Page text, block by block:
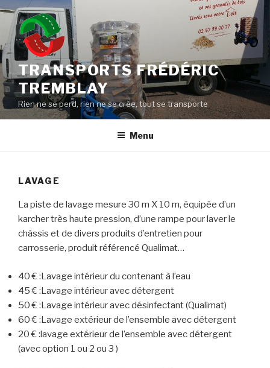
Aller
contenu
principal
TRANSPORTS FRÉDÉRIC
TREMBLAY
Rien ne se perd, rien ne se crée, tout se transporte
Menu
LAVAGE
La piste de lavage mesure 30 m X 10 m, équipée d’un
karcher très haute pression, d’une rampe pour laver le
châssis et de divers produits d’entretien pour
carrosserie, produit référencé Qualimat…
40 € :Lavage intérieur du contenant à l’eau
45 € :Lavage intérieur avec détergent
50 € :Lavage intérieur avec désinfectant (Qualimat)
60 € :Lavage extérieur de l’ensemble avec détergent
20 € :lavage extérieur de l’ensemble avec détergent
(avec option 1 ou 2 ou 3 )